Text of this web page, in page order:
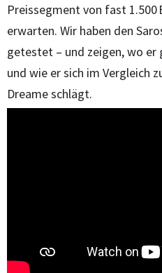
Preissegment von fast 1.500
erwarten. Wir haben den
getestet – und zeigen, wo er
und wie er sich im Vergleich
Dreame schlägt.